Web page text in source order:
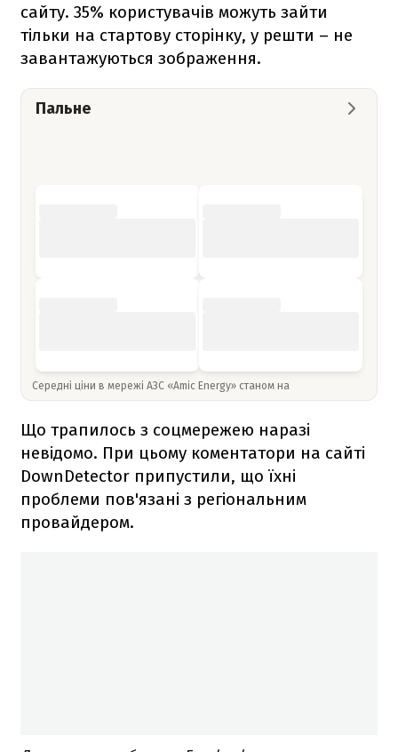
сайту. 35% користувачів можуть зайти
тільки на стартову сторінку, у решти – не
завантажуються зображення.
Пальне
Середні ціни в мережі АЗС «Amic Energy» станом на
Що трапилось з соцмережею наразі
невідомо. При цьому коментатори на сайті
DownDetector припустили, що їхні
проблеми пов'язані з регіональним
провайдером.